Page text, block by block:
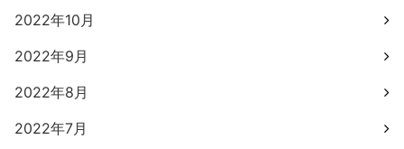
2022年10月
2022年9月
2022年8月
2022年7月